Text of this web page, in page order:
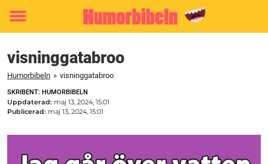
Toggle
visninggatabroo
Humorbibeln » visninggatabroo
SKRIBENT: HUMORBIBELN
Uppdaterad: maj 13, 2024, 15:01
Publicerad: maj 13, 2024, 15:01